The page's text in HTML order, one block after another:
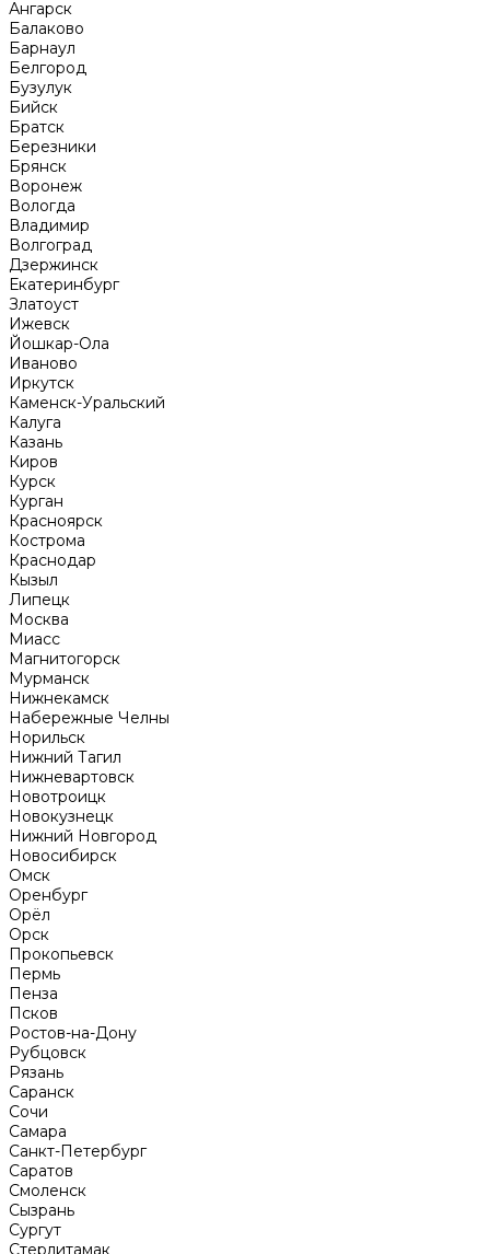
Ангарск
Балаково
Барнаул
Белгород
Бузулук
Бийск
Братск
Березники
Брянск
Воронеж
Вологда
Владимир
Волгоград
Дзержинск
Екатеринбург
Златоуст
Ижевск
Йошкар-Ола
Иваново
Иркутск
Каменск-Уральский
Калуга
Казань
Киров
Курск
Курган
Красноярск
Кострома
Краснодар
Кызыл
Липецк
Москва
Миасс
Магнитогорск
Мурманск
Нижнекамск
Набережные Челны
Норильск
Нижний Тагил
Нижневартовск
Новотроицк
Новокузнецк
Нижний Новгород
Новосибирск
Омск
Оренбург
Орёл
Орск
Прокопьевск
Пермь
Пенза
Псков
Ростов-на-Дону
Рубцовск
Рязань
Саранск
Сочи
Самара
Санкт-Петербург
Саратов
Смоленск
Сызрань
Сургут
Стерлитамак